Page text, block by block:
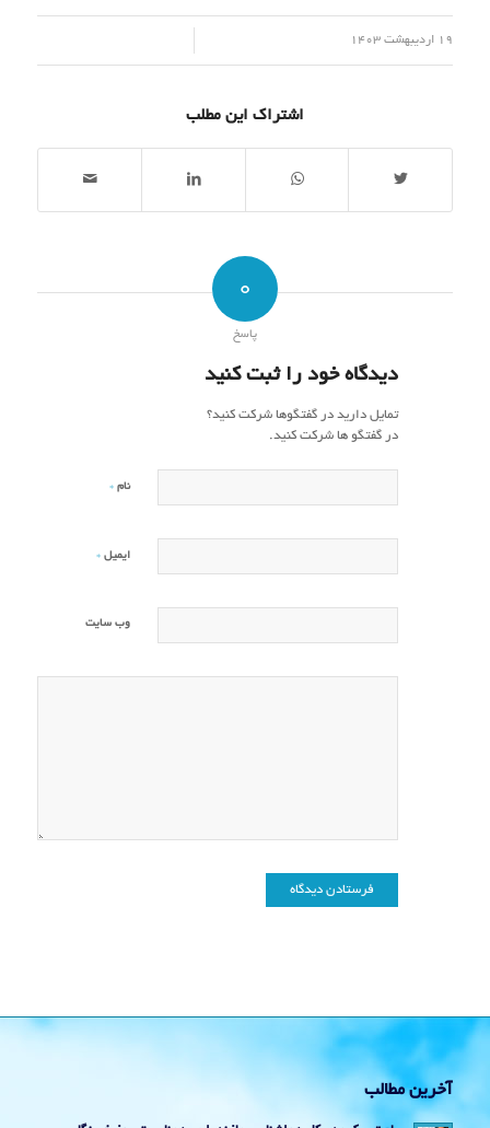
19 اردیبهشت 1403
اشتراک این مطلب
0
پاسخ
دیدگاه خود را ثبت کنید
تمایل دارید در گفتگوها شرکت کنید؟
در گفتگو ها شرکت کنید.
نام *
ایمیل *
وب‌ سایت
آخرین مطالب